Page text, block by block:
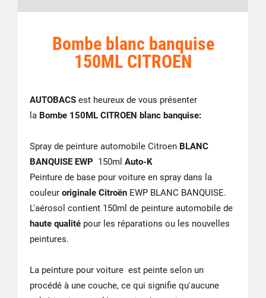
Bombe blanc banquise
150ML CITROEN
AUTOBACS est heureux de vous présenter
la Bombe 150ML CITROEN blanc banquise:
Spray de peinture automobile Citroen BLANC
BANQUISE EWP 150ml Auto-K
Peinture de base pour voiture en spray dans la
couleur originale Citroën EWP BLANC BANQUISE.
L'aérosol contient 150ml de peinture automobile de
haute qualité pour les réparations ou les nouvelles
peintures.
La peinture pour voiture est peinte selon un
procédé à une couche, ce qui signifie qu'aucune